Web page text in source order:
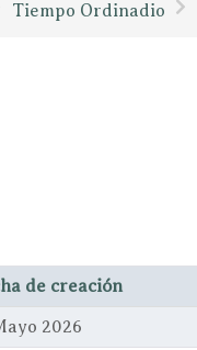
Tiempo Ordinadio
de creación
2026